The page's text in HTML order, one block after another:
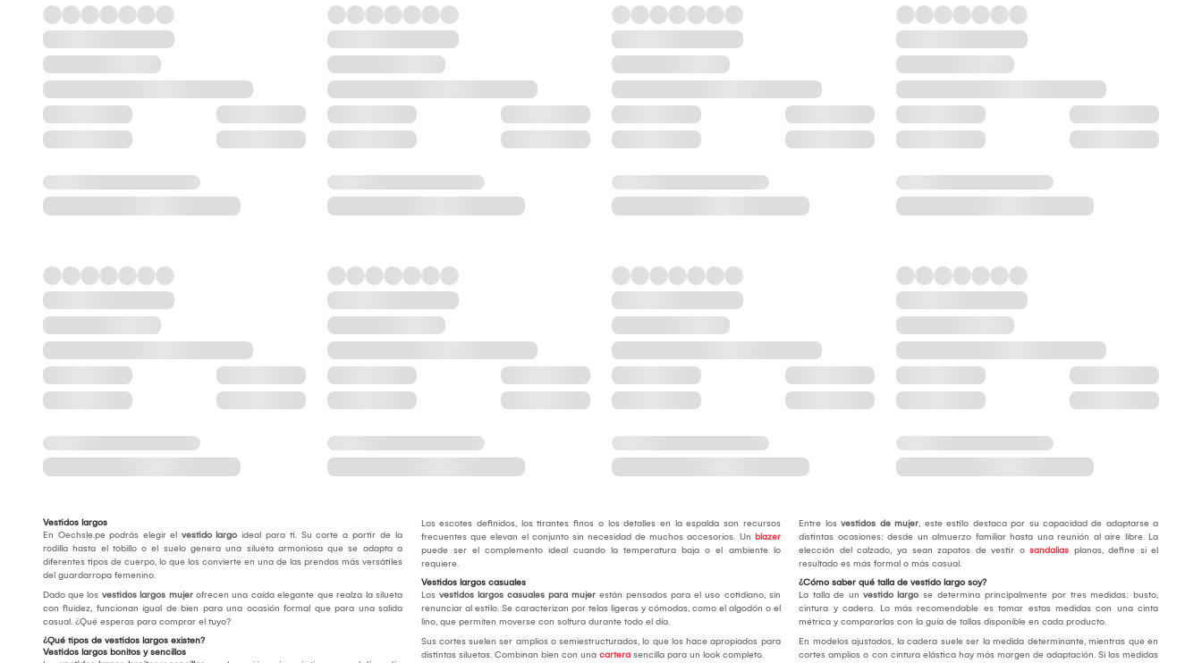
Vestidos largos
En Oechsle.pe podrás elegir el vestido largo ideal para ti. Su corte a partir de la
rodilla hasta el tobillo o el suelo genera una silueta armoniosa que se adapta a
diferentes tipos de cuerpo, lo que los convierte en una de las prendas más versátiles
del guardarropa femenino.
Dado que los vestidos largos mujer ofrecen una caída elegante que realza la silueta
con fluidez, funcionan igual de bien para una ocasión formal que para una salida
casual. ¿Qué esperas para comprar el tuyo?
¿Qué tipos de vestidos largos existen?
Vestidos largos bonitos y sencillos
Los escotes definidos, los tirantes finos o los detalles en la espalda son recursos
frecuentes que elevan el conjunto sin necesidad de muchos accesorios. Un blazer
puede ser el complemento ideal cuando la temperatura baja o el ambiente lo
requiere.
Vestidos largos casuales
Los vestidos largos casuales para mujerestán pensados para el uso cotidiano, sin
renunciar al estilo. Se caracterizan por telas ligeras y cómodas, como el algodón o el
lino, que permiten moverse con soltura durante todo el día.
Sus cortes suelen ser amplios o semiestructurados, lo que los hace apropiados para
distintas siluetas. Combinan bien con una carterasencilla para un look completo.
Entre losvestidos de mujer, este estilo destaca por su capacidad de adaptarse a
distintas ocasiones: desde un almuerzo familiar hasta una reunión al aire libre. La
elección del calzado, ya sean zapatos de vestir osandalias planas, define si el
resultado es más formal o más casual.
¿Cómo saber qué talla de vestido largo soy?
La talla de unvestido largo se determina principalmente por tres medidas: busto,
cintura y cadera. Lo más recomendable es tomar estas medidas con una cinta
métrica y compararlas con la guía de tallas disponible en cada producto.
En modelos ajustados, la cadera suele ser la medida determinante, mientras que en
cortes amplios o con cintura elástica hay más margen de adaptación. Si las medidas